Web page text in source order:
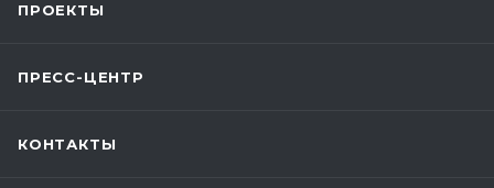
ПРОЕКТЫ
ПРЕСС-ЦЕНТР
КОНТАКТЫ